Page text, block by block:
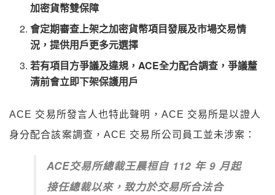
加密貨幣雙保障
會定期審查上架之加密貨幣項目發展及市場交易情
況，提供用戶更多元選擇
若有項目方爭議及違規，ACE全力配合調查，爭議釐
清前會立即下架保護用戶
ACE 交易所發言人也特此聲明，ACE 交易所是以證人
身分配合該案調查，ACE 交易所公司員工並未涉案：
ACE交易所總裁王晨桓自 112 年 9 月起
接任總裁以來，致力於交易所合法合